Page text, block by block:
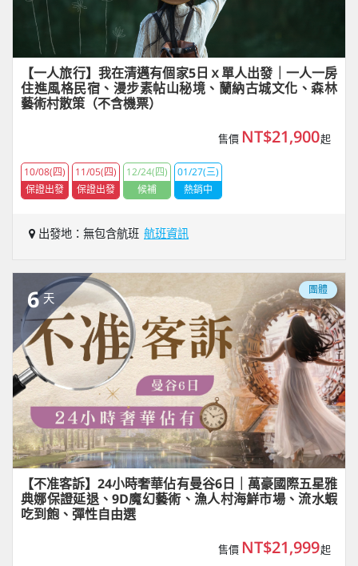
【一人旅行】我在清邁有個家5日ｘ單人出發｜一人一房
住進風格民宿、漫步素帖山秘境、蘭納古城文化、森林
藝術村散策（不含機票）
售價 NT$21,900起
10/08(四)
保證出發
11/05(四)
保證出發
12/24(四)
候補
01/27(三)
熱銷中
出發地：無包含航班 航班資訊
6 天
團體
【不准客訴】24小時奢華佔有曼谷6日｜萬豪國際五星雅
典娜保證延退、9D魔幻藝術、漁人村海鮮市場、流水蝦
吃到飽、彈性自由選
售價 NT$21,999起